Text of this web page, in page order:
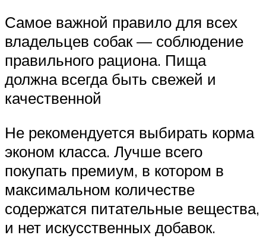
Самое важной правило для всех
владельцев собак — соблюдение
правильного рациона. Пища
должна всегда быть свежей и
качественной
Не рекомендуется выбирать корма
эконом класса. Лучше всего
покупать премиум, в котором в
максимальном количестве
содержатся питательные вещества,
и нет искусственных добавок.